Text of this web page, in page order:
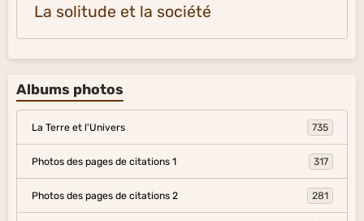
La solitude et la société
Albums photos
La Terre et l'Univers 735
Photos des pages de citations 1 317
Photos des pages de citations 2 281